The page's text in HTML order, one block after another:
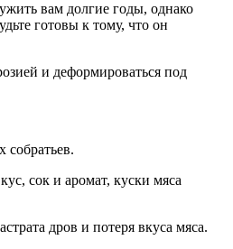
вам долгие годы, однако
готовы к тому, что он
и деформироваться под
собратьев.
сок и аромат, куски мяса
дров и потеря вкуса мяса.